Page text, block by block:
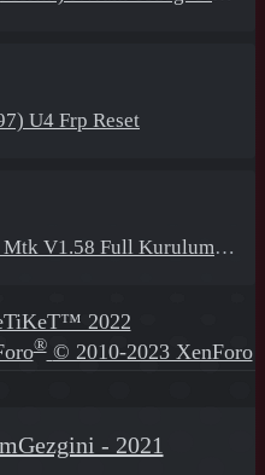
U4 Frp Reset
V1.58 Full Kurulum+Crack
2022
® © 2010-2023 XenForo
- 2021